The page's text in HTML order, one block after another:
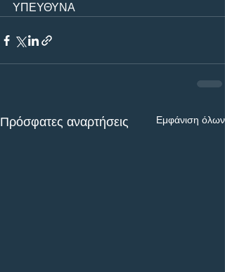
ΥΠΕΥΘΥΝΑ
Πρόσφατες αναρτήσεις Εμφάνιση όλων